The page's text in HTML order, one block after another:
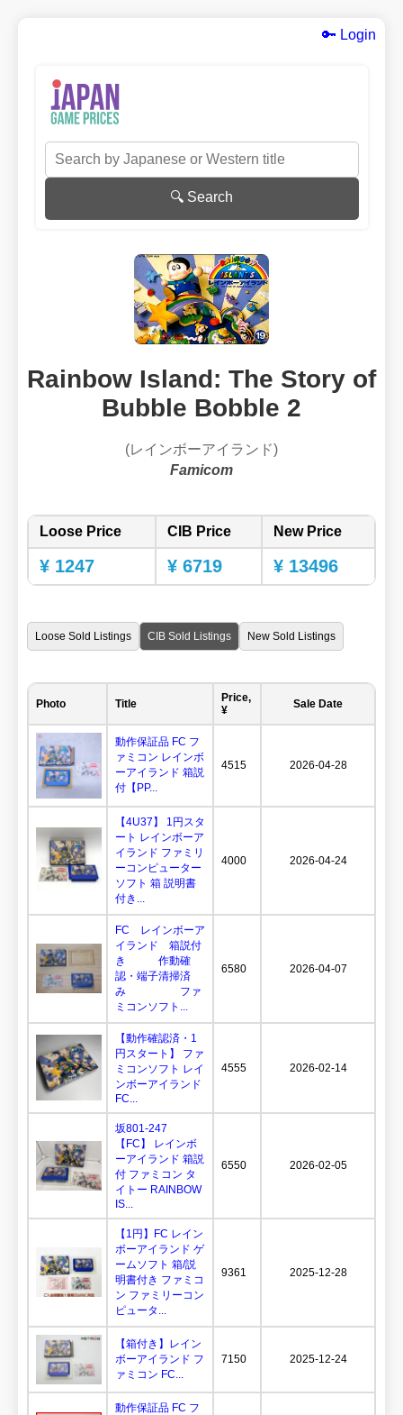
🔑 Login
🔍 Search
Rainbow Island: The Story of
Bubble Bobble 2
(レインボーアイランド)
Famicom
Loose Price CIB Price New Price
¥ 1247 ¥ 6719 ¥ 13496
Loose Sold Listings CIB Sold Listings New Sold Listings
Photo Title
Price,
¥
Sale Date
動作保証品 FC フ
ァミコン レインボ
ーアイランド 箱説
付【PP...
4515 2026-04-28
【4U37】 1円スタ
ート レインボーア
イランド ファミリ
ーコンピューター
ソフト 箱 説明書
付き...
4000 2026-04-24
FC レインボーア
イランド 箱説付
き 作動確
認・端子清掃済
み ファ
ミコンソフト...
6580 2026-04-07
【動作確認済・1
円スタート】 ファ
ミコンソフト レイ
ンボーアイランド
FC...
4555 2026-02-14
坂801-247
【FC】 レインボ
ーアイランド 箱説
付 ファミコン タ
イトー RAINBOW
IS...
6550 2026-02-05
【1円】FC レイン
ボーアイランド ゲ
ームソフト 箱/説
明書付き ファミコ
ン ファミリーコン
ピュータ...
9361 2025-12-28
【箱付き】レイン
ボーアイランド フ
ァミコン FC...
7150 2025-12-24
動作保証品 FC フ